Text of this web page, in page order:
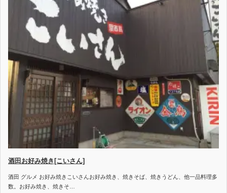
酒田お好み焼き[こいさん]
酒田 グルメ お好み焼きこいさんお好み焼き、焼きそば、焼きうどん、他一品料理多
数。お好み焼き、焼きそ…